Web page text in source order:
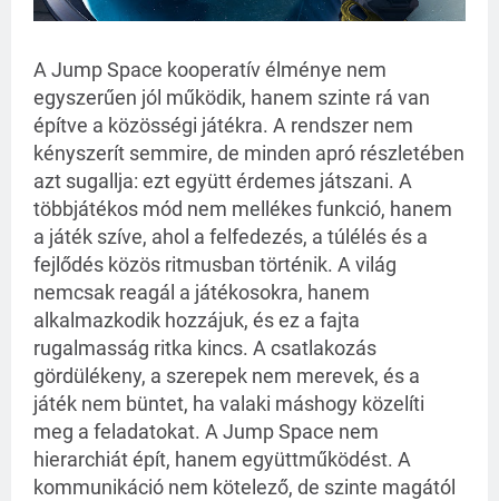
A Jump Space kooperatív élménye nem
egyszerűen jól működik, hanem szinte rá van
építve a közösségi játékra. A rendszer nem
kényszerít semmire, de minden apró részletében
azt sugallja: ezt együtt érdemes játszani. A
többjátékos mód nem mellékes funkció, hanem
a játék szíve, ahol a felfedezés, a túlélés és a
fejlődés közös ritmusban történik. A világ
nemcsak reagál a játékosokra, hanem
alkalmazkodik hozzájuk, és ez a fajta
rugalmasság ritka kincs. A csatlakozás
gördülékeny, a szerepek nem merevek, és a
játék nem büntet, ha valaki máshogy közelíti
meg a feladatokat. A Jump Space nem
hierarchiát épít, hanem együttműködést. A
kommunikáció nem kötelező, de szinte magától